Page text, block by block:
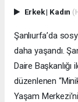
Erkek| Kadın
Şanlıurfa’da
daha yaşandı.
Daire Başkanlığı
düzenlenen
Yaşam